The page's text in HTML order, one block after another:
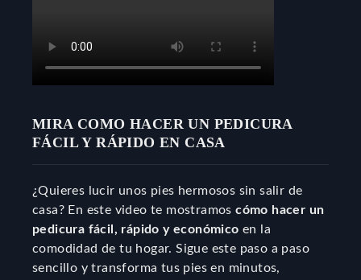
MIRA COMO HACER UN PEDICURA
FÁCIL Y RÁPIDO EN CASA
¿Quieres lucir unos pies hermosos sin salir de
casa? En este video te mostramoscómo hacer un
pedicura fácil, rápido y económico en la
comodidad de tu hogar. Sigue este paso a paso
sencillo y transforma tus pies en minutos,